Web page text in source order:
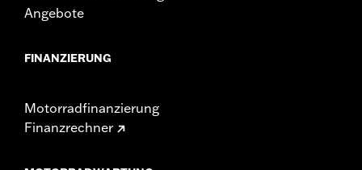
erfordern. In vielen Ländern ist die Lenkerhöhe
Motorrad die geltenden Vorschriften erfüllt.
Angebote
FINANZIERUNG
Motorradfinanzierung
Finanzrechner